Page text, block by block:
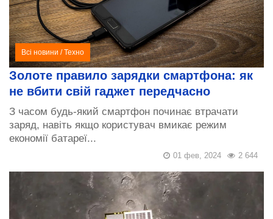
Всі новини /Техно
Золоте правило зарядки смартфона: як
не вбити свій гаджет передчасно
З часом будь-який смартфон починає втрачати
заряд, навіть якщо користувач вмикає режим
економії батареї...
2 644
01 фев, 2024